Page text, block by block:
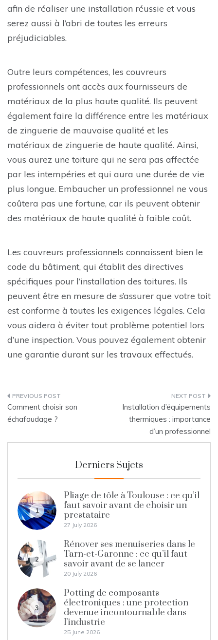
afin de réaliser une installation réussie et vous
serez aussi à l’abri de toutes les erreurs
préjudiciables.
Outre leurs compétences, les couvreurs
professionnels ont accès aux fournisseurs de
matériaux de la plus haute qualité. Ils peuvent
également faire la différence entre les matériaux
de zinguerie de mauvaise qualité et les
matériaux de zinguerie de haute qualité. Ainsi,
vous aurez une toiture qui ne sera pas affectée
par les intempéries et qui aura une durée de vie
plus longue. Embaucher un professionnel ne vous
coûtera pas une fortune, car ils peuvent obtenir
des matériaux de haute qualité à faible coût.
Les couvreurs professionnels connaissent bien le
code du bâtiment, qui établit des directives
spécifiques pour l’installation des toitures. Ils
peuvent être en mesure de s’assurer que votre toit
est conforme à toutes les exigences légales. Cela
vous aidera à éviter tout problème potentiel lors
d’une inspection. Vous pouvez également obtenir
une garantie durant sur les travaux effectués.
Post
navigation
Comment choisir son
échafaudage ?
Installation d’équipements
thermiques : importance
d’un professionnel
Derniers Sujets
1
Pliage de tôle à Toulouse : ce qu’il
faut savoir avant de choisir un
prestataire
27 July 2026
2
Rénover ses menuiseries dans le
Tarn-et-Garonne : ce qu’il faut
savoir avant de se lancer
20 July 2026
3
Potting de composants
électroniques : une protection
devenue incontournable dans
l’industrie
25 June 2026